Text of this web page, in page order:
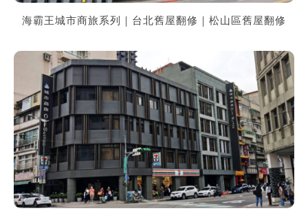
海霸王城市商旅系列｜台北舊屋翻修｜松山區舊屋翻修